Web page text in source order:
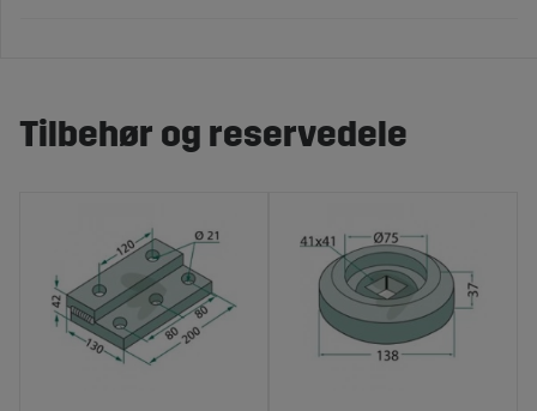
Tilbehør og reservedele